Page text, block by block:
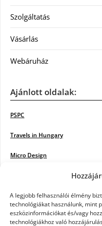
A legjobb felhasználói élmény
technológiákat használunk, mint
eszközinformációkat és/vagy
technológiákhoz való
Szolgáltatás
Vásárlás
Webáruház
Ajánlott oldalak:
PSPC
Travels in Hungary
Micro Design
Poiwiki
Öntözőrendszer